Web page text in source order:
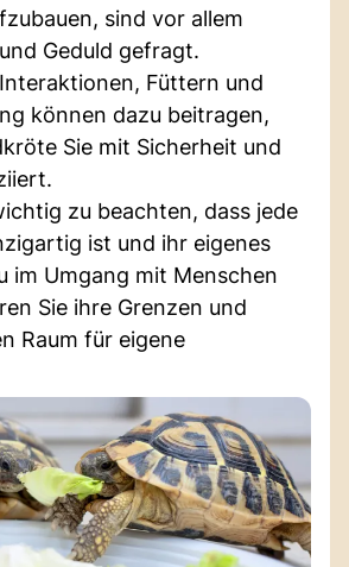
sind vor allem
Geduld gefragt.
Füttern und
können dazu beitragen,
Sie mit Sicherheit und
zu beachten, dass jede
ist und ihr eigenes
im Umgang mit Menschen
Sie ihre Grenzen und
Raum für eigene